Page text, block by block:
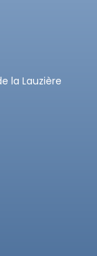
la Lauzière